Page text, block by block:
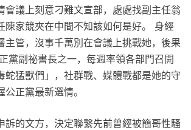
會議上刻意刁難文宣部，處處找副主任翁
陳家競夾在中間不知該如何是好。 身經
主管，沒事千萬別在會議上挑戰她，後果
黨副祕書長之一，每週率領各部門召開
蛇猛獸們」，社群戰、媒體戰都是她的守
正黨最新選情。
訴的文方，決定聯繫先前曾經被簡哥性騷